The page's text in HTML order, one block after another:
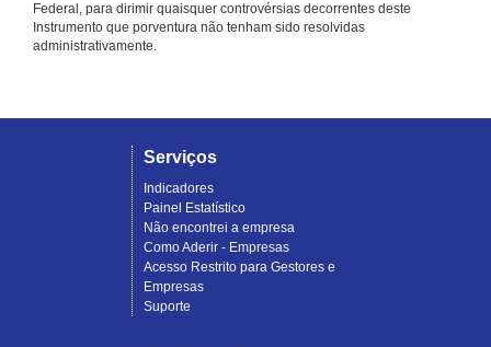
Federal, para dirimir quaisquer controvérsias decorrentes deste
Instrumento que porventura não tenham sido resolvidas
administrativamente.
Serviços
Indicadores
Painel Estatístico
Não encontrei a empresa
Como Aderir - Empresas
Acesso Restrito para Gestores e
Empresas
Suporte